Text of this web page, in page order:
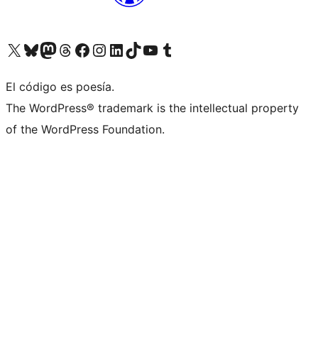
Visita nuestra cuenta de X (anteriormente Twitter)
Visit our Bluesky account
Visit our Mastodon account
Visit our Threads account
Visita nuestra página de Facebook
Visita nuestra cuenta de Instagram
Visita nuestra cuenta de LinkedIn
Visit our TikTok account
Visita nuestro canal de YouTube
Visit our Tumblr account
El código es poesía.
The WordPress® trademark is the intellectual property
of the WordPress Foundation.